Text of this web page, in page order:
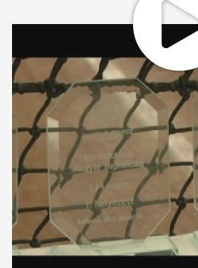
Annak ellenére, hogy az U14-es
bajnokságra csak a hazai
nevezhetett, a Savaria TC öt
budapesti versenyen. A
tért haza, melyek közül kettő a
három bronzból készült.
Szabó Péter szakedző, Savaria
"16 éves a klubunk és úgy
alatt ez az az esztendő, amikor a
eredményt érték el. Van egy 30-
és ebből most az U14-es
bronzéremmel tudtunk hazatérni.